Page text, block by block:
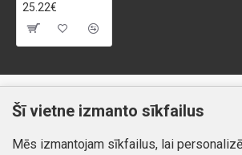
25.22€
Klientiem
Kontakti
Preču atgriešana
Piegāde
Šī vietne izmanto sīkfailus
Mēs izmantojam sīkfailus, lai